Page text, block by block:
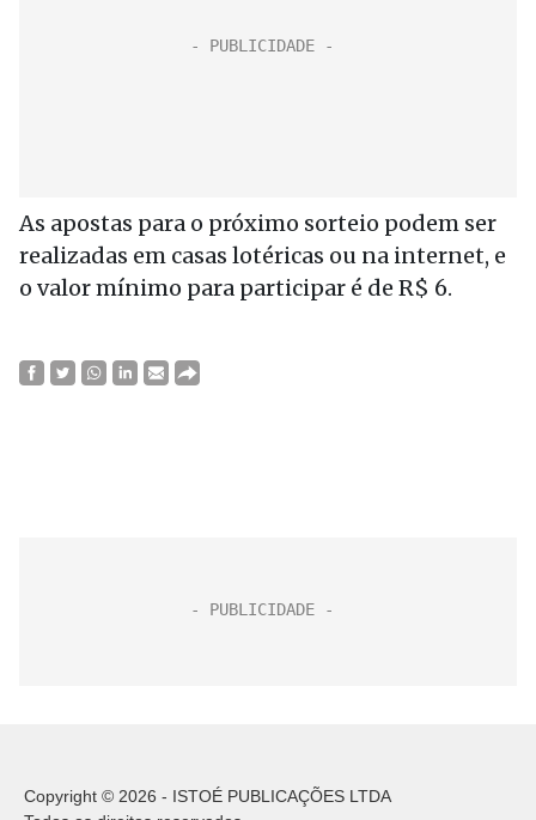
As apostas para o próximo sorteio podem ser
realizadas em casas lotéricas ou na internet, e
o valor mínimo para participar é de R$ 6.
Copyright © 2026 - ISTOÉ PUBLICAÇÕES LTDA